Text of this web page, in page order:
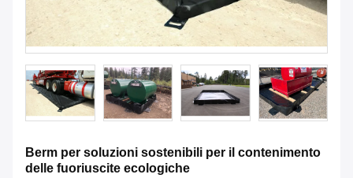
Berm per soluzioni sostenibili per il contenimento
delle fuoriuscite ecologiche